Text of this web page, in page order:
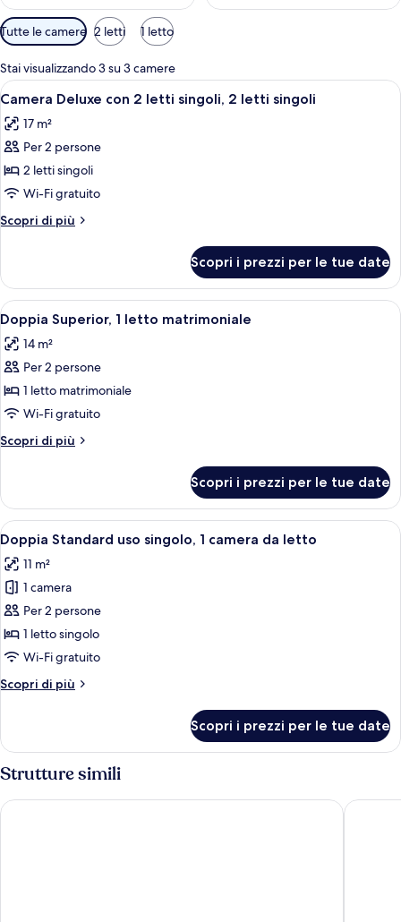
Filtri
disponibili
per
le
camere
Tutte le camere 2 letti 1 letto
Stai visualizzando 3 su 3 camere
Apri
tutte
le
foto
per
Camera
Deluxe
con
letti
singoli,
2
letti
singoli
Una camera d'albergo con un letto
4
Camera Deluxe con 2 letti singoli, 2 letti singoli
17 m²
Per 2 persone
2 letti singoli
Wi-Fi gratuito
Scopri di più
Altri
Deluxe
con
2
letti
singoli,
2
singoli
Scopri i prezzi per le tue date
Apri
tutte
le
foto
per
Doppia
Superior,
1
matrimoniale
Una camera d'albergo con un letto,
5
Doppia Superior, 1 letto matrimoniale
14 m²
Per 2 persone
1 letto matrimoniale
Wi-Fi gratuito
Scopri di più
Altri
Superior,
letto
matrimoniale
Scopri i prezzi per le tue date
Apri
tutte
le
foto
per
Doppia
Standard
singolo,
da
letto
Una camera da letto con un letto,
1
Doppia Standard uso singolo, 1 camera da letto
11 m²
1 camera
Per 2 persone
1 letto singolo
Wi-Fi gratuito
Scopri di più
Altri
Standard
uso
singolo,
camera
Scopri i prezzi per le tue date
Strutture simili
Grand Zuri Lahat